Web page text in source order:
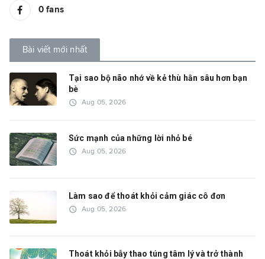
0fans
Bài viết mới nhất
Tại sao bộ não nhớ về kẻ thù hằn sâu hơn bạn
bè
access_time Aug 05, 2026
Sức mạnh của những lời nhỏ bé
access_time Aug 05, 2026
Làm sao để thoát khỏi cảm giác cô đơn
access_time Aug 05, 2026
Thoát khỏi bẫy thao túng tâm lý và trở thành